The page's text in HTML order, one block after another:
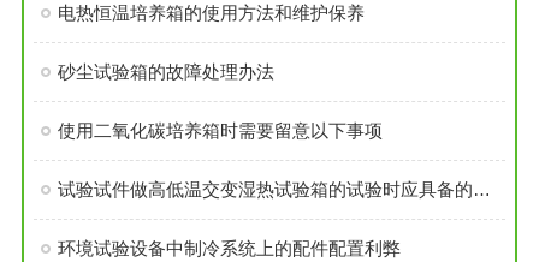
电热恒温培养箱的使用方法和维护保养
砂尘试验箱的故障处理办法
使用二氧化碳培养箱时需要留意以下事项
试验试件做高低温交变湿热试验箱的试验时应具备的试验条件
环境试验设备中制冷系统上的配件配置利弊